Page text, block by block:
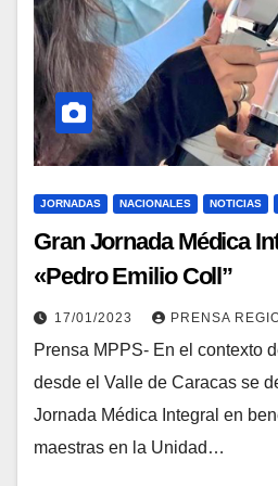
JORNADAS NACIONALES NOTICIAS
Gran Jornada Médica
«Pedro Emilio Coll”
17/01/2023 PRENSA
Prensa MPPS- En el contexto
desde el Valle de Caracas se
Jornada Médica Integral en
maestras en la Unidad…